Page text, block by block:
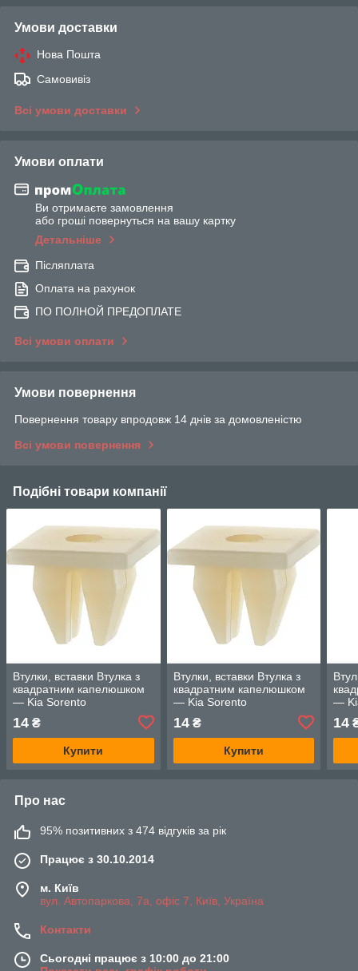
Умови доставки
Нова Пошта
Самовивіз
Всі умови доставки
Умови оплати
Ви отримаєте замовлення
або гроші повернуться на вашу картку
Детальніше
Післяплата
Оплата на рахунок
ПО ПОЛНОЙ ПРЕДОПЛАТЕ
Всі умови оплати
Умови повернення
Повернення товару впродовж 14 днів за домовленістю
Всі умови повернення
Подібні товари компанії
Втулки, вставки Втулка з
квадратним капелюшком
— Kia Sorento
14 ₴
Купити
Втулки, вставки Втулка з
квадратним капелюшком
— Kia Sorento
14₴
Купити
—
14
Про нас
95% позитивних з 474 відгуків за рік
Працює з 30.10.2014
м. Київ
вул. Автопаркова, 7а, офіс 7, Київ, Україна
Контакти
Сьогодні працює з 10:00 до 21:00